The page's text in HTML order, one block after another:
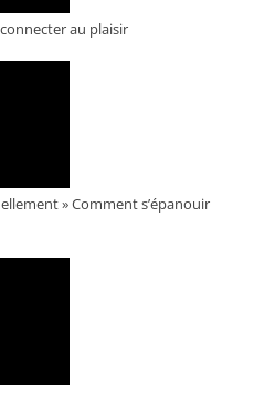
au plaisir
» Comment s’épanouir